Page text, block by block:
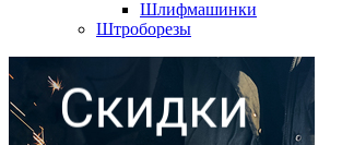
Шлифмашинки
Штроборезы